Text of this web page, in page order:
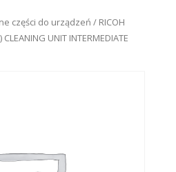
części do urządzeń / RICOH
UNIT INTERMEDIATE